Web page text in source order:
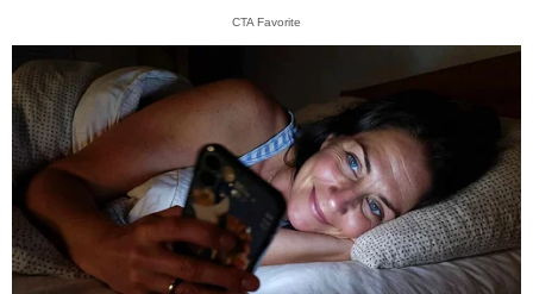
CTA Favorite